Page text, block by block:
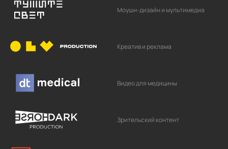
Моушн-дизайн и мультимедиа
Креатив и реклама
Видео для медицины
Зрительский контент